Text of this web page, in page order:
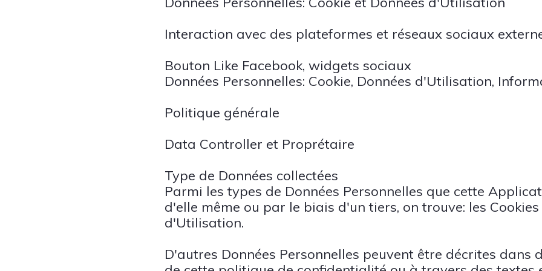
Interaction avec des plateformes et réseaux sociaux
Bouton Like Facebook, widgets sociaux
Données Personnelles: Cookie, Données d'Utilisation,
Politique générale
Data Controller et Proprétaire
Type de Données collectées
Parmi les types de Données Personnelles que cette
d'elle même ou par le biais d'un tiers, on trouve: les
d'Utilisation.
D'autres Données Personnelles peuvent être décrites dans